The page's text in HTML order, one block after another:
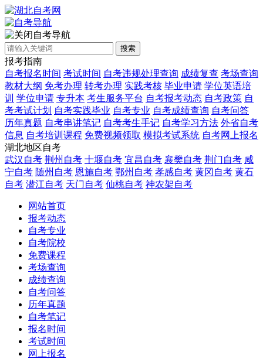
自考导航
搜索
报考指南
自考报名时间 考试时间 自考违规处理查询 成绩复查 考场查询
教材大纲 免考办理 转考办理 实践考核 毕业申请 学位英语培
训 学位申请 专升本 考生服务平台 自考报考动态 自考政策 自
考考试计划 自考实践毕业 自考专业 自考成绩查询 自考问答
历年真题 自考串讲笔记 自考考生手记 自考学习方法 外省自考
信息 自考培训课程 免费视频领取 模拟考试系统 自考网上报名
湖北地区自考
武汉自考 荆州自考 十堰自考 宜昌自考 襄樊自考 荆门自考 咸
宁自考 随州自考 恩施自考 鄂州自考 孝感自考 黄冈自考 黄石
自考 潜江自考 天门自考 仙桃自考 神农架自考
网站首页
报考动态
自考专业
自考院校
免费课程
考场查询
成绩查询
自考问答
历年真题
自考笔记
报名时间
考试时间
网上报名